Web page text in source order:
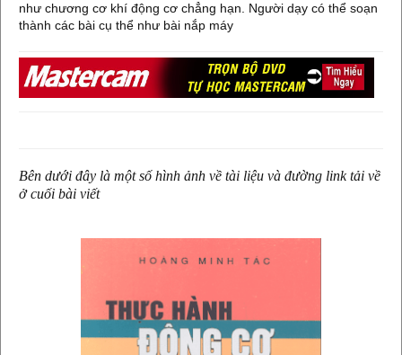
như chương cơ khí động cơ chẳng hạn. Người dạy có thể soạn
thành các bài cụ thể như bài nắp máy
Bên dưới đây là một số hình ảnh về tài liệu và đường link tải về
ở cuối bài viết